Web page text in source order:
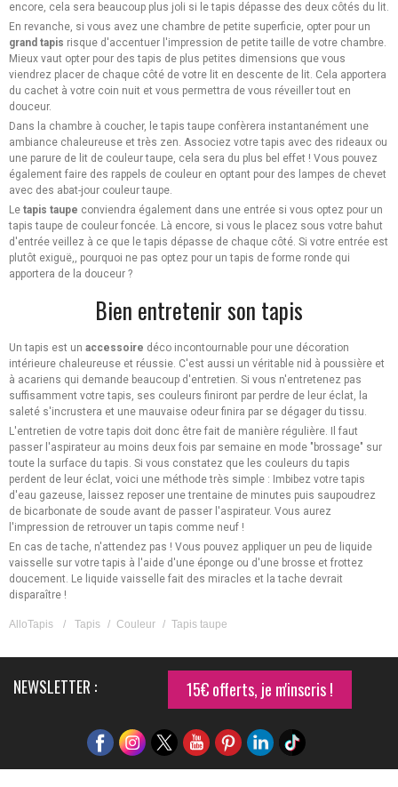
encore, cela sera beaucoup plus joli si le tapis dépasse des deux côtés du lit.
En revanche, si vous avez une chambre de petite superficie, opter pour un
grand tapis risque d'accentuer l'impression de petite taille de votre chambre.
Mieux vaut opter pour des tapis de plus petites dimensions que vous
viendrez placer de chaque côté de votre lit en descente de lit. Cela apportera
du cachet à votre coin nuit et vous permettra de vous réveiller tout en
douceur.
Dans la chambre à coucher, le tapis taupe confèrera instantanément une
ambiance chaleureuse et très zen. Associez votre tapis avec des rideaux ou
une parure de lit de couleur taupe, cela sera du plus bel effet ! Vous pouvez
également faire des rappels de couleur en optant pour des lampes de chevet
avec des abat-jour couleur taupe.
Le tapis taupe conviendra également dans une entrée si vous optez pour un
tapis taupe de couleur foncée. Là encore, si vous le placez sous votre bahut
d'entrée veillez à ce que le tapis dépasse de chaque côté. Si votre entrée est
plutôt exiguë,, pourquoi ne pas optez pour un tapis de forme ronde qui
apportera de la douceur ?
Bien entretenir son tapis
Un tapis est un accessoire déco incontournable pour une décoration
intérieure chaleureuse et réussie. C'est aussi un véritable nid à poussière et
à acariens qui demande beaucoup d'entretien. Si vous n'entretenez pas
suffisamment votre tapis, ses couleurs finiront par perdre de leur éclat, la
saleté s'incrustera et une mauvaise odeur finira par se dégager du tissu.
L'entretien de votre tapis doit donc être fait de manière régulière. Il faut
passer l'aspirateur au moins deux fois par semaine en mode "brossage" sur
toute la surface du tapis. Si vous constatez que les couleurs du tapis
perdent de leur éclat, voici une méthode très simple : Imbibez votre tapis
d'eau gazeuse, laissez reposer une trentaine de minutes puis saupoudrez
de bicarbonate de soude avant de passer l'aspirateur. Vous aurez
l'impression de retrouver un tapis comme neuf !
En cas de tache, n'attendez pas ! Vous pouvez appliquer un peu de liquide
vaisselle sur votre tapis à l'aide d'une éponge ou d'une brosse et frottez
doucement. Le liquide vaisselle fait des miracles et la tache devrait
disparaître !
AlloTapis / Tapis / Couleur / Tapis taupe
NEWSLETTER : 15€ offerts, je m'inscris !